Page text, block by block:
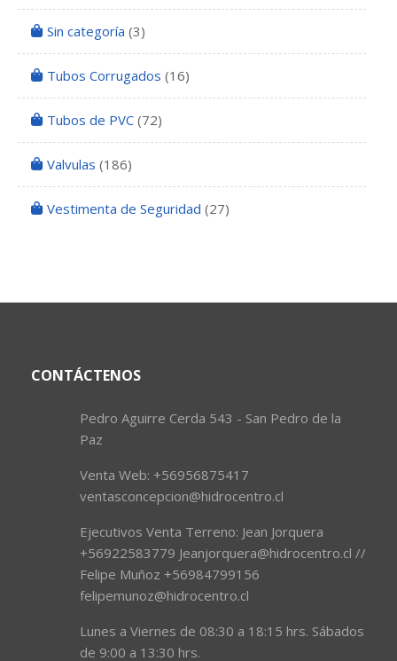
Sin categoría (3)
Tubos Corrugados (16)
Tubos de PVC (72)
Valvulas (186)
Vestimenta de Seguridad (27)
CONTÁCTENOS
Pedro Aguirre Cerda 543 - San Pedro de la
Paz
Venta Web: +56956875417
ventasconcepcion@hidrocentro.cl
Ejecutivos Venta Terreno: Jean Jorquera
+56922583779 Jeanjorquera@hidrocentro.cl //
Felipe Muñoz +56984799156
felipemunoz@hidrocentro.cl
Lunes a Viernes de 08:30 a 18:15 hrs. Sábados
de 9:00 a 13:30 hrs.